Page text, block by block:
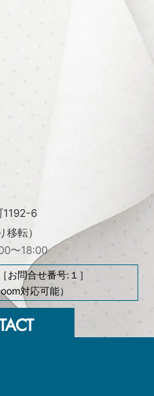
1192-6
移転）
〜18:00
［お問合せ番号:１］
対応可能）